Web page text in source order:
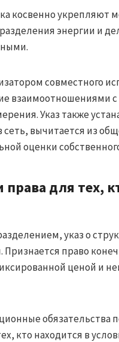
косвенно укрепляют
энергии и
совместного
взаимоотношениями
Указ также
вычитается из
оценки
для тех,
указ о
право
ценой и
обязательства
кто находится в